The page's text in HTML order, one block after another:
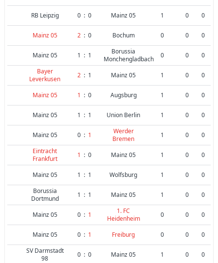
RB Leipzig 0 : 0 Mainz 05 1 0 0
Mainz 05 2 : 0 Bochum 0 0 0
Mainz 05 1 : 1
Borussia
Monchengladbach
0 0
0
Bayer
Leverkusen
2 : 1 Mainz 05 1 0 0
Mainz 05 1 : 0 Augsburg 1 0 0
Mainz 05 1 : 1 Union Berlin 1 0 0
Mainz 05 0 : 1
Werder
Bremen
1 0
0
Eintracht
Frankfurt
1 : 0 Mainz 05 1 0 0
Mainz 05 1 : 1 Wolfsburg 1 0
0
Borussia
Dortmund
1 : 1 Mainz 05 1 0 0
Mainz 05 0 : 1
1. FC
Heidenheim
0 0 0
Mainz 05 0 : 1 Freiburg 0 0
0
SV Darmstadt
98
0 : 0 Mainz 05 1 0 0